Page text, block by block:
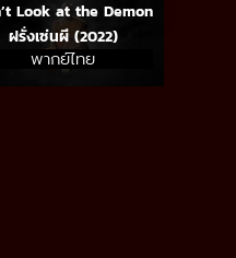
Look at the Demon
ฝรั่งเซ่นผี (2022)
พากย์ไทย